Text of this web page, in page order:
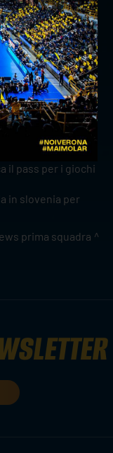
ha saputo
stagioni
la guida di
Siamo
il pass per i giochi
in slovenia per
prima squadra